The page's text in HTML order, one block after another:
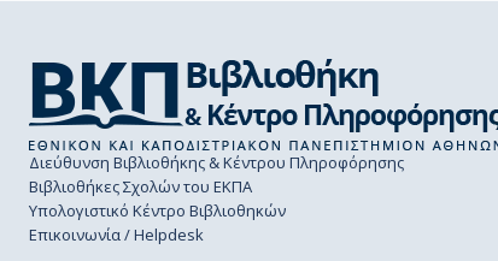
Διεύθυνση Βιβλιοθήκης & Κέντρου Πληροφόρησης
Βιβλιοθήκες Σχολών του ΕΚΠΑ
Υπολογιστικό Κέντρο Βιβλιοθηκών
Επικοινωνία / Helpdesk